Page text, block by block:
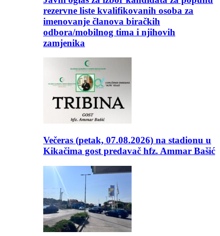
rezervne liste kvalifikovanih osoba za
imenovanje članova biračkih
odbora/mobilnog tima i njihovih
zamjenika
Večeras (petak, 07.08.2026) na stadionu u
Kikačima gost predavač hfz. Ammar Bašić